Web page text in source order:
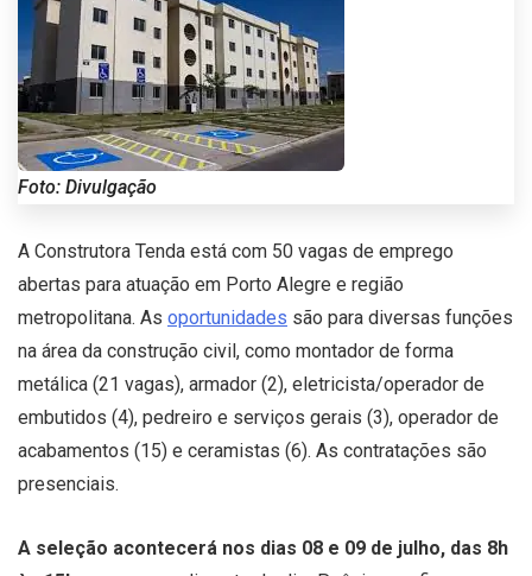
Foto: Divulgação
A Construtora Tenda está com 50 vagas de emprego
abertas para atuação em Porto Alegre e região
metropolitana. As oportunidades são para diversas funções
na área da construção civil, como montador de forma
metálica (21 vagas), armador (2), eletricista/operador de
embutidos (4), pedreiro e serviços gerais (3), operador de
acabamentos (15) e ceramistas (6). As contratações são
presenciais.
A seleção acontecerá nos dias 08 e 09 de julho, das 8h